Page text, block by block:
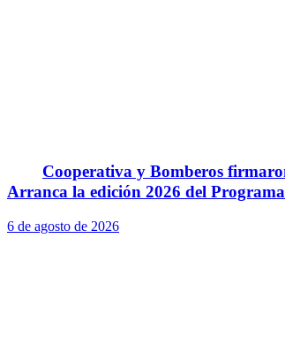
Cooperativa y Bomberos
Arranca la edición 2026 del
6 de agosto de 2026